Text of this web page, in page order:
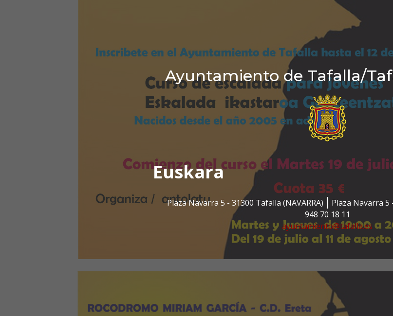
Ayuntamiento de Tafalla/
Euskara
Plaza Navarra 5 - 31300 Tafalla (NAVARRA)
Plaza Navarra 5
948 70 18 11
ayuntamiento@tafalla.es